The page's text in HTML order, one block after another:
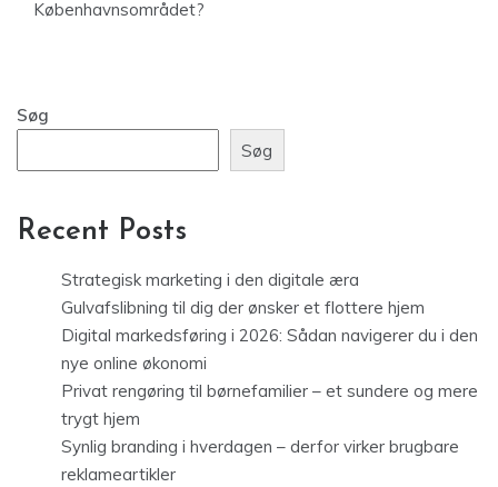
Københavnsområdet?
Søg
Søg
Recent Posts
Strategisk marketing i den digitale æra
Gulvafslibning til dig der ønsker et flottere hjem
Digital markedsføring i 2026: Sådan navigerer du i den
nye online økonomi
Privat rengøring til børnefamilier – et sundere og mere
trygt hjem
Synlig branding i hverdagen – derfor virker brugbare
reklameartikler